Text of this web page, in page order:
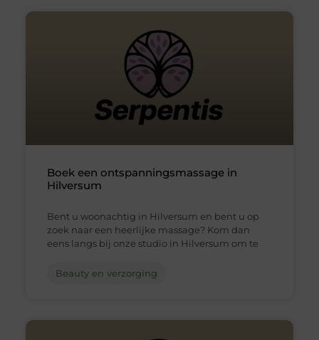
Boek een ontspanningsmassage in
Hilversum
Bent u woonachtig in Hilversum en bent u op
zoek naar een heerlijke massage? Kom dan
eens langs bij onze studio in Hilversum om te
Beauty en verzorging